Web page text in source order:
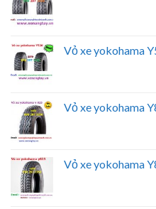
Vỏ xe yokohama
Vỏ xe yokohama
Vỏ xe yokohama